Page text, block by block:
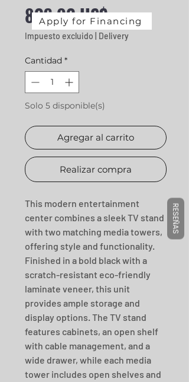
826,92 US$Precio
Impuesto excluido Delivery
Cantidad *
Solo 5 disponible(s)
Agregar al carrito
Realizar compra
This modern entertainment
center combines a sleek TV stand
with two matching media towers,
offering style and functionality.
Finished in a bold black with a
scratch-resistant eco-friendly
laminate veneer, this unit
provides ample storage and
display options. The TV stand
features cabinets, an open shelf
with cable management, and a
wide drawer, while each media
tower includes open shelves and
Apply for Financing
RESEÑAS